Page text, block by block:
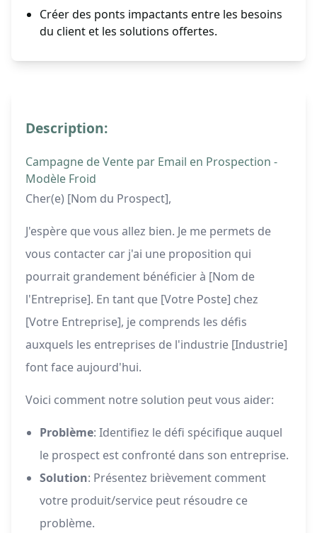
Créer des ponts impactants entre les besoins
du client et les solutions offertes.
Description:
Campagne de Vente par Email en Prospection -
Modèle Froid
Cher(e) [Nom du Prospect],
J'espère que vous allez bien. Je me permets de
vous contacter car j'ai une proposition qui
pourrait grandement bénéficier à [Nom de
l'Entreprise]. En tant que [Votre Poste] chez
[Votre Entreprise], je comprends les défis
auxquels les entreprises de l'industrie [Industrie]
font face aujourd'hui.
Voici comment notre solution peut vous aider:
Problème: Identifiez le défi spécifique auquel
le prospect est confronté dans son entreprise.
Solution: Présentez brièvement comment
votre produit/service peut résoudre ce
problème.